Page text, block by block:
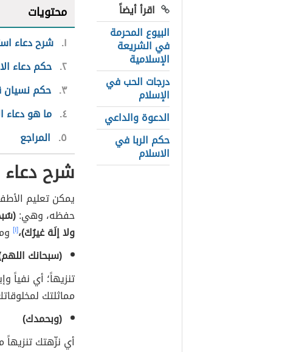
اقرأ أيضاً
البيوع المحرمة
في الشريعة
الإسلامية
درجات الحب في
الإسلام
الدعوة والداعي
حكم الربا في
الاسلام
محتويات
١ شرح دعاء
٢ حكم دعاء
٣ حكم نسيان
٤ ما هو دعاء
٥ المراجع
شرح دعاء
يمكن تعليم
حفظه، وهي:
ولا إلَهَ غيرُكَ)،[١]
(سبحانك
تنزيهاً؛ أي نفياً
مماثلتك
(وبحمدك)
أي نزّهتك تنزيهاً